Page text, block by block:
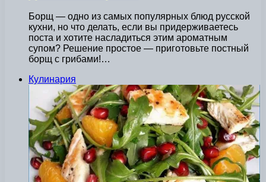
Борщ — одно из самых популярных блюд русской
кухни, но что делать, если вы придерживаетесь
поста и хотите насладиться этим ароматным
супом? Решение простое — приготовьте постный
борщ с грибами!…
Кулинария